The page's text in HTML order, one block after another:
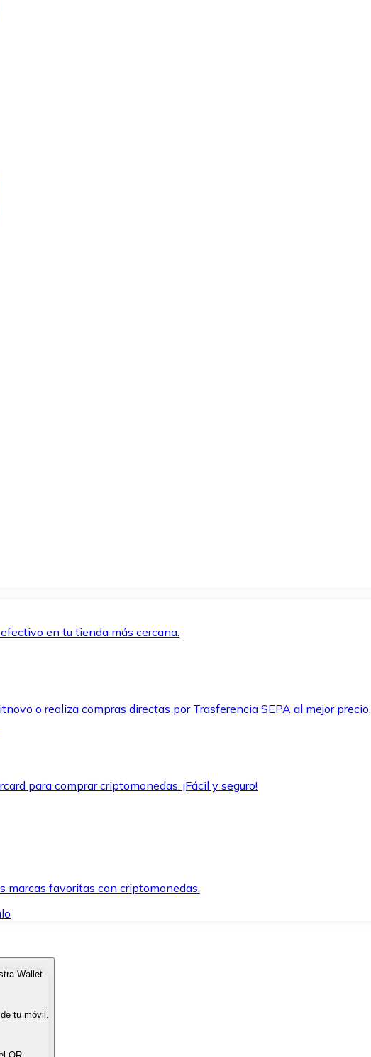
en tu tienda más cercana.
o realiza compras directas por Trasferencia SEPA al mejor precio.
para comprar criptomonedas. ¡Fácil y seguro!
marcas favoritas con criptomonedas.
métodos de pago.
rápida y segura.
Wallet
tu móvil.